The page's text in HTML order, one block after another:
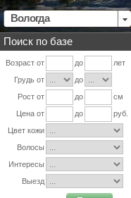
Вологда
Поиск по базе
Возраст от до
лет
Грудь от
до
Рост от
до
см
Цена от
до
руб.
Цвет кожи
Волосы
Интересы
Выезд